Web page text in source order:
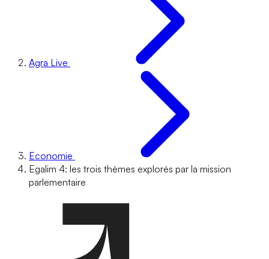
Agra Live
Economie
Egalim 4: les trois thèmes explorés par la mission
parlementaire